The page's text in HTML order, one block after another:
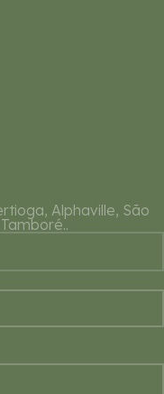
Alphaville, São